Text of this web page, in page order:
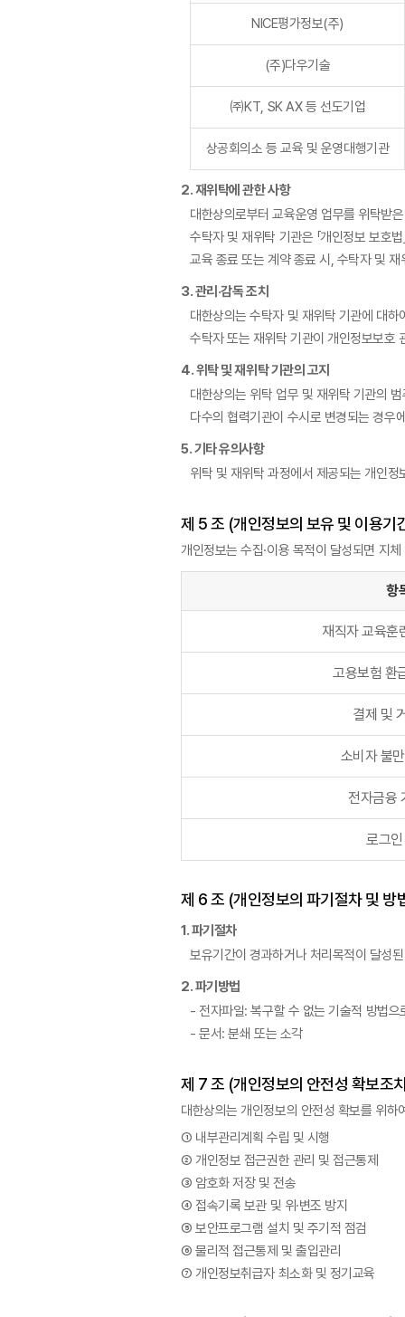
NICE평가정보(주)
(주)다우기술
㈜KT, SK AX 등 선도기업
상공회의소 등 교육 및 운영대행기관
2. 재위탁에 관한 사항
대한상의로부터 교육운영 업무를 위탁받
수탁자 및 재위탁 기관은 「개인정보 보호
교육 종료 또는 계약 종료 시, 수탁자 및
3. 관리·감독 조치
대한상의는 수탁자 및 재위탁 기관에 대
수탁자 또는 재위탁 기관이 개인정보보호
4. 위탁 및 재위탁 기관의 고지
대한상의는 위탁 업무 및 재위탁 기관의
다수의 협력기관이 수시로 변경되는 경우
5. 기타 유의사항
위탁 및 재위탁 과정에서 제공되는 개인
제 5 조 (개인정보의 보유 및 이용기
개인정보는 수집·이용 목적이 달성되면 지
항
재직자 교육훈
고용보험 환
결제 및
소비자 불
전자금융
로그
제 6 조 (개인정보의 파기절차 및 방
1. 파기절차
보유기간이 경과하거나 처리목적이 달성
2. 파기방법
- 전자파일: 복구할 수 없는 기술적 방법으
- 문서: 분쇄 또는 소각
제 7 조 (개인정보의 안전성 확보조
대한상의는 개인정보의 안전성 확보를 위
① 내부관리계획 수립 및 시행
② 개인정보 접근권한 관리 및 접근통제
③ 암호화 저장 및 전송
④ 접속기록 보관 및 위·변조 방지
⑤ 보안프로그램 설치 및 주기적 점검
⑥ 물리적 접근통제 및 출입관리
⑦ 개인정보취급자 최소화 및 정기교육